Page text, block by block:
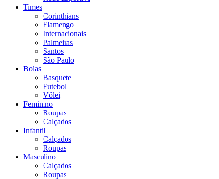
Times
Corinthians
Flamengo
Internacionais
Palmeiras
Santos
São Paulo
Bolas
Basquete
Futebol
Vôlei
Feminino
Roupas
Calçados
Infantil
Calçados
Roupas
Masculino
Calçados
Roupas